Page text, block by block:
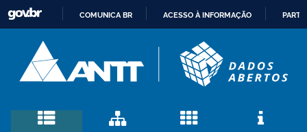
CONTEÚDO
COMUNICA BR ACESSO À INFORMAÇÃO